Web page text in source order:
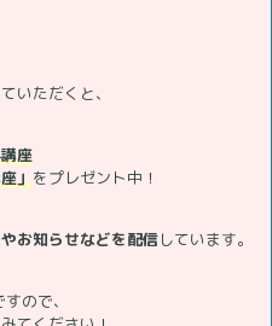
いただくと、
座
」をプレゼント中！
お知らせなどを配信しています。
ので、